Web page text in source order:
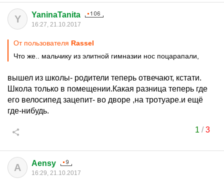
Y YaninaTanita
16:27, 21.10.2017
От пользователя Rassel
Что же.. мальчику из элитной гимназии нос поцарапали,
вышел из школы- родители теперь отвечают, кстати.
Школа только в помещении.Какая разница теперь где
его велосипед зацепит- во дворе ,на тротуаре.и ещё
где-нибудь.
1 /3
A Aensy
16:29, 21.10.2017